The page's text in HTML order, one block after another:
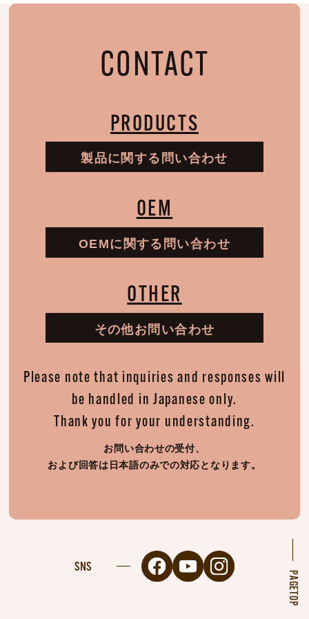
CONTACT
PRODUCTS
製品に関する問い合わせ
OEM
OEMに関する問い合わせ
OTHER
その他お問い合わせ
Please note that inquiries and responses will
be handled in Japanese only.
Thank you for your understanding.
お問い合わせの受付、
および回答は日本語のみでの対応となります。
SNS
PAGETOP